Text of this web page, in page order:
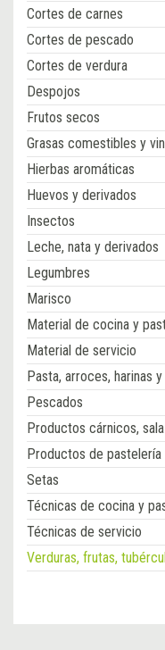
Cortes de carnes
Cortes de pescado
Cortes de verdura
Despojos
Frutos secos
Grasas comestibles y
Hierbas aromáticas
Huevos y derivados
Insectos
Leche, nata y derivados
Legumbres
Marisco
Material de cocina y
Material de servicio
Pasta, arroces, harinas
Pescados
Productos cárnicos,
Productos de pastelería
Setas
Técnicas de cocina y
Técnicas de servicio
Verduras, frutas,